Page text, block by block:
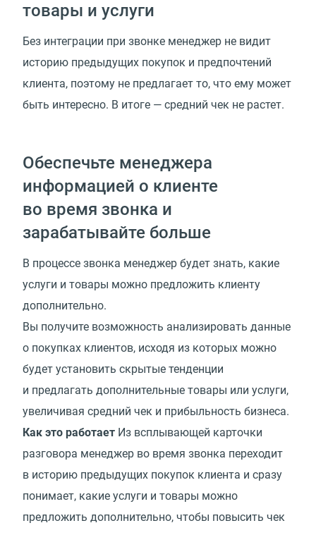
товары и услуги
Без интеграции при звонке менеджер не видит
историю предыдущих покупок и предпочтений
клиента, поэтому не предлагает то, что ему может
быть интересно. В итоге — средний чек не растет.
Обеспечьте менеджера
информацией о клиенте
во время звонка и
зарабатывайте больше
В процессе звонка менеджер будет знать, какие
услуги и товары можно предложить клиенту
дополнительно.
Вы получите возможность анализировать данные
о покупках клиентов, исходя из которых можно
будет установить скрытые тенденции
и предлагать дополнительные товары или услуги,
увеличивая средний чек и прибыльность бизнеса.
Как это работает Из всплывающей карточки
разговора менеджер во время звонка переходит
в историю предыдущих покупок клиента и сразу
понимает, какие услуги и товары можно
предложить дополнительно, чтобы повысить чек